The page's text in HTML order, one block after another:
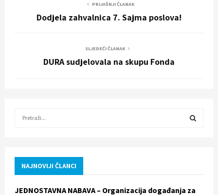
PRIJAŠNJI ČLANAK
Dodjela zahvalnica 7. Sajma poslova!
SLJEDEĆI ČLANAK
DURA sudjelovala na skupu Fonda
f
NAJNOVIJI ČLANCI
JEDNOSTAVNA NABAVA – Organizacija događanja za